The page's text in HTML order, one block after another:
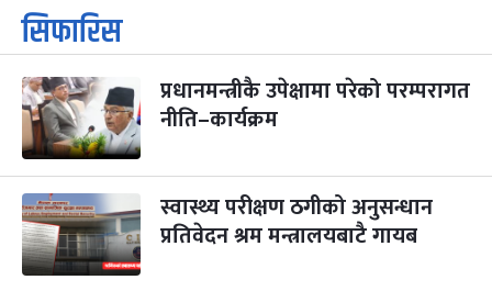
१
आइत
कार्तिक सङ्क्रान्ति
कार्तिक १, २०८३
३
मंगल
महानवमी
कार्तिक ३, २०८३-Oct 20, 2026
२ महिना बाँकी
४
बुध कार्तिक ४, २०८३ Oct 21, 2026
५
बिहि
पापा‌ङ्कुशा एकादशी व्रत
कार्तिक ५, २०८३
२ महिना बाँकी
सिफारिस
प्रधानमन्त्रीकै उपेक्षामा परेको परम्परागत
नीति–कार्यक्रम
स्वास्थ्य परीक्षण ठगीको अनुसन्धान
प्रतिवेदन श्रम मन्त्रालयबाटै गायब